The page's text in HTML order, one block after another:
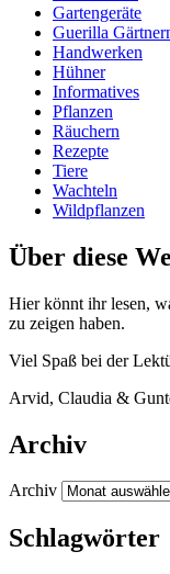
Gartengeräte
Guerilla
Handwerken
Hühner
Informatives
Pflanzen
Räuchern
Rezepte
Tiere
Wachteln
Wildpflanzen
Über diese
Hier könnt ihr lesen,
zu zei­gen haben.
Viel Spaß bei der
Arvid, Clau­dia &
Archiv
Archiv
Schlagwörter